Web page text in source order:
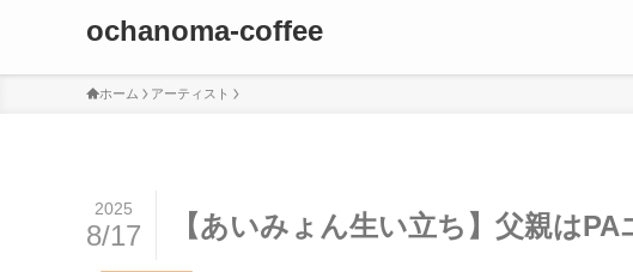
ochanoma-coffee
ホーム アーティスト
【あいみょん生い立ち】父親は
2025
8/17